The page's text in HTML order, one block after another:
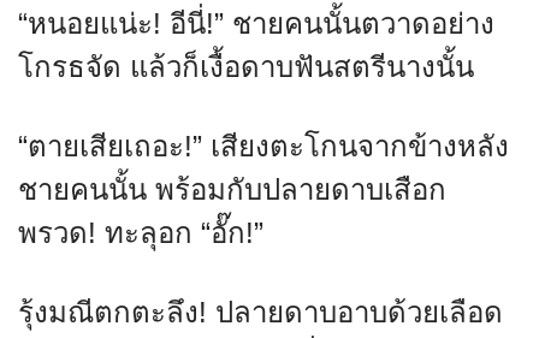
“หนอยแน่ะ! อีนี่!” ชายคนนั้นตวาดอย่าง
โกรธจัด แล้วก็เงื้อดาบฟันสตรีนางนั้น
“ตายเสียเถอะ!” เสียงตะโกนจากข้างหลัง
ชายคนนั้น พร้อมกับปลายดาบเสือก
พรวด! ทะลุอก “อั๊ก!”
รุ้งมณีตกตะลึง! ปลายดาบอาบด้วยเลือด